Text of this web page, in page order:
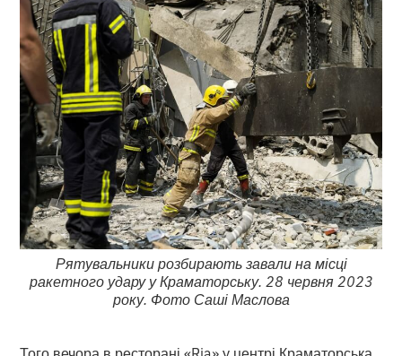
Рятувальники розбирають завали на місці
ракетного удару у Краматорську. 28 червня 2023
року. Фото Саші Маслова